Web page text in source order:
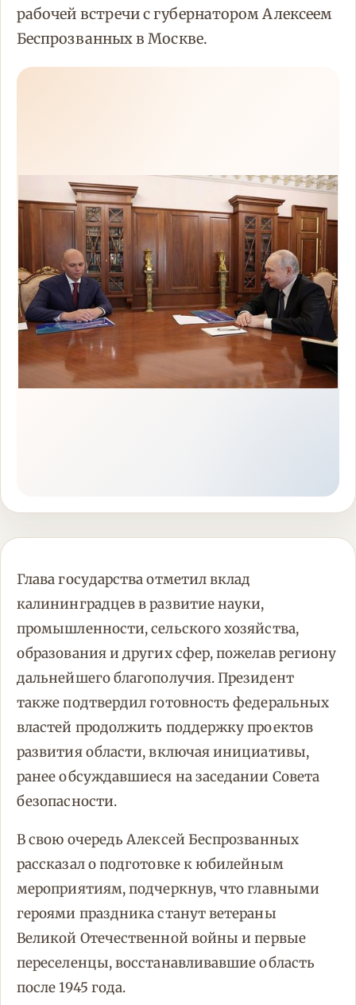
рабочей встречи с губернатором Алексеем
Беспрозванных в Москве.
Глава государства отметил вклад
калининградцев в развитие науки,
промышленности, сельского хозяйства,
образования и других сфер, пожелав региону
дальнейшего благополучия. Президент
также подтвердил готовность федеральных
властей продолжить поддержку проектов
развития области, включая инициативы,
ранее обсуждавшиеся на заседании Совета
безопасности.
В свою очередь Алексей Беспрозванных
рассказал о подготовке к юбилейным
мероприятиям, подчеркнув, что главными
героями праздника станут ветераны
Великой Отечественной войны и первые
переселенцы, восстанавливавшие область
после 1945 года.